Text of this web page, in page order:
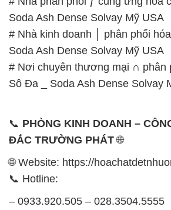
Soda Ash Dense Solvay Mỹ USA
# Nhà kinh doanh │ phân phối
Soda Ash Dense Solvay Mỹ USA
# Nơi chuyên thương mại ∩ phân
Sô Đa _ Soda Ash Dense Solvay
📞 PHÒNG KINH DOANH –
ĐẮC TRƯỜNG PHÁT🌐
🌐 Website: https://
📞 Hotline:
– 0933.920.505 – 028.3504.5555